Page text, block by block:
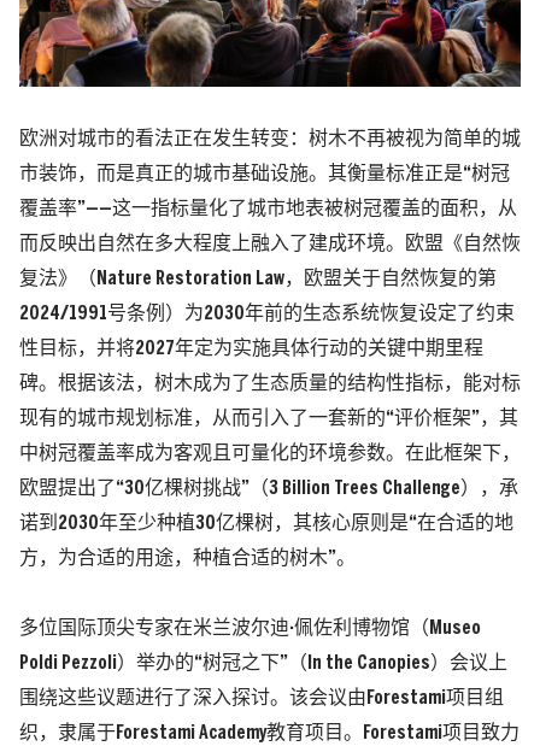
欧洲对城市的看法正在发生转变：树木不再被视为简单的城
市装饰，而是真正的城市基础设施。其衡量标准正是“树冠
覆盖率”——这一指标量化了城市地表被树冠覆盖的面积，从
而反映出自然在多大程度上融入了建成环境。欧盟《自然恢
复法》（Nature Restoration Law，欧盟关于自然恢复的第
2024/1991号条例）为2030年前的生态系统恢复设定了约束
性目标，并将2027年定为实施具体行动的关键中期里程
碑。根据该法，树木成为了生态质量的结构性指标，能对标
现有的城市规划标准，从而引入了一套新的“评价框架”，其
中树冠覆盖率成为客观且可量化的环境参数。在此框架下，
欧盟提出了“30亿棵树挑战”（3 Billion Trees Challenge），承
诺到2030年至少种植30亿棵树，其核心原则是“在合适的地
方，为合适的用途，种植合适的树木”。
多位国际顶尖专家在米兰波尔迪·佩佐利博物馆（Museo
Poldi Pezzoli）举办的“树冠之下”（In the Canopies）会议上
围绕这些议题进行了深入探讨。该会议由Forestami项目组
织，隶属于Forestami Academy教育项目。Forestami项目致力